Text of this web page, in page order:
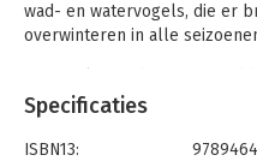
wad- en watervogels, die er
overwinteren in alle
soorten de ontwikkelingen
gebracht. Het laat de
en een breed scala aan
Specificaties
ISBN13: